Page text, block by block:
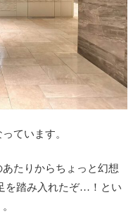
ています。
たりからちょっと幻想
を踏み入れたぞ…！とい